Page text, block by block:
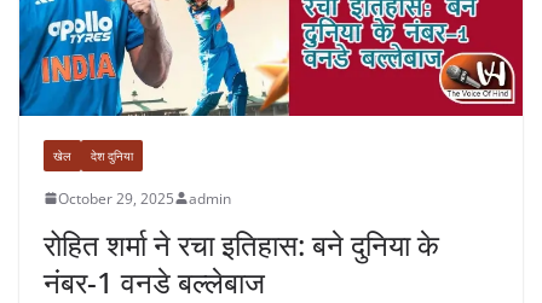
खेल देश दुनिया
October 29, 2025 admin
रोहित शर्मा ने रचा इतिहास: बने दुनिया के
नंबर-1 वनडे बल्लेबाज